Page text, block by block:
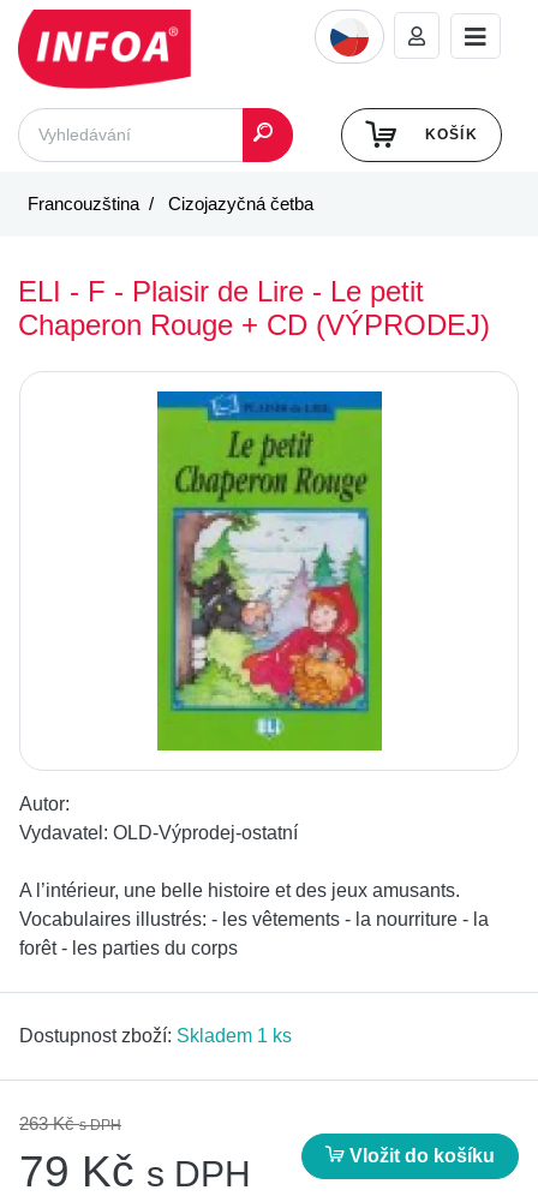
KOŠÍK
Francouzština Cizojazyčná četba
ELI - F - Plaisir de Lire - Le petit
Chaperon Rouge + CD (VÝPRODEJ)
Autor:
Vydavatel: OLD-Výprodej-ostatní
A l’intérieur, une belle histoire et des jeux amusants.
Vocabulaires illustrés: - les vêtements - la nourriture - la
forêt - les parties du corps
Dostupnost zboží: Skladem 1 ks
263 Kčs DPH
79 Kč s DPH Vložit do košíku